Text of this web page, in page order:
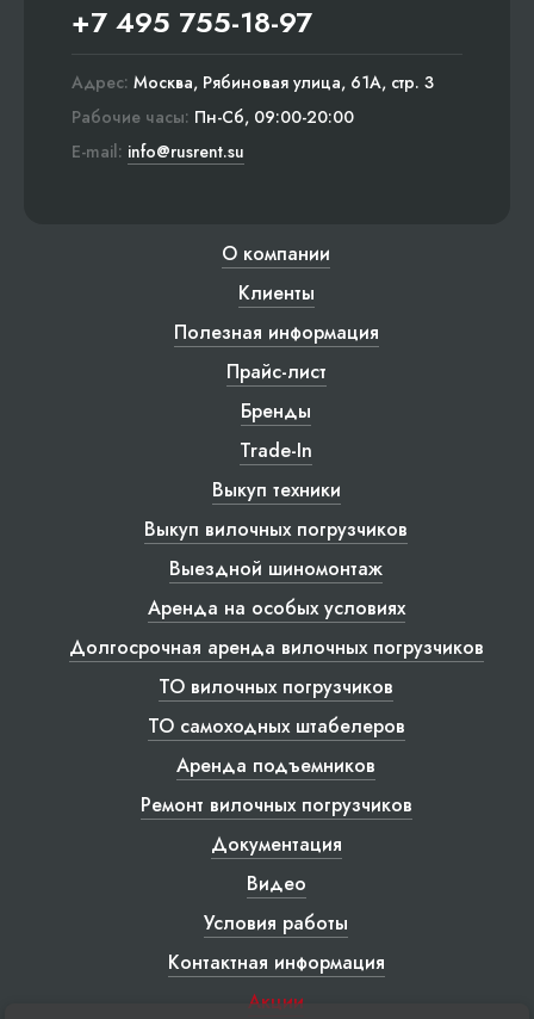
+7 495 755-18-97
Адрес: Москва, Рябиновая улица, 61А, стр. 3
Рабочие часы: Пн-Сб, 09:00-20:00
E-mail: info@rusrent.su
О компании
Клиенты
Полезная информация
Прайс-лист
Бренды
Trade-In
Выкуп техники
Выкуп вилочных погрузчиков
Выездной шиномонтаж
Аренда на особых условиях
Долгосрочная аренда вилочных погрузчиков
ТО вилочных погрузчиков
ТО самоходных штабелеров
Аренда подъемников
Ремонт вилочных погрузчиков
Документация
Видео
Условия работы
Контактная информация
Акции